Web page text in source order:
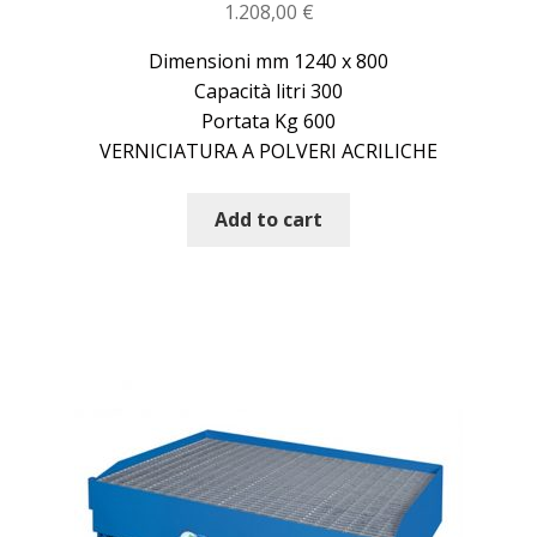
1.208,00 €
Dimensioni mm 1240 x 800
Capacità litri 300
Portata Kg 600
VERNICIATURA A POLVERI ACRILICHE
Add to cart